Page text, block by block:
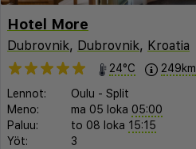
Hotel More
Dubrovnik, Dubrovnik, Kroatia
24°C
249km
Lennot:
Oulu - Split
Meno:
ma 05 loka 05:00
Paluu:
to 08 loka 15:15
Yöt:
3